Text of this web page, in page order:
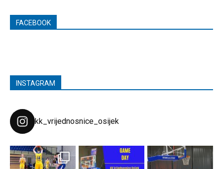
FACEBOOK
INSTAGRAM
kk_vrijednosnice_osijek